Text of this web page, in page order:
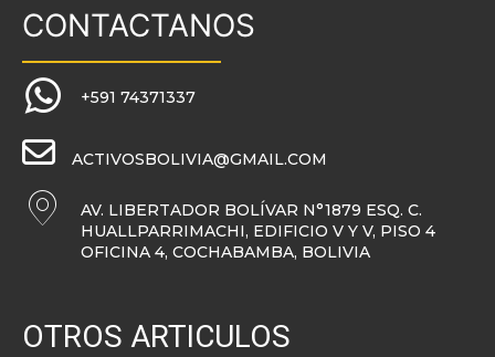
CONTACTANOS
+591 74371337
ACTIVOSBOLIVIA@GMAIL.COM
AV. LIBERTADOR BOLÍVAR N°1879 ESQ. C.
HUALLPARRIMACHI, EDIFICIO V Y V, PISO 4
OFICINA 4, COCHABAMBA, BOLIVIA
OTROS ARTICULOS